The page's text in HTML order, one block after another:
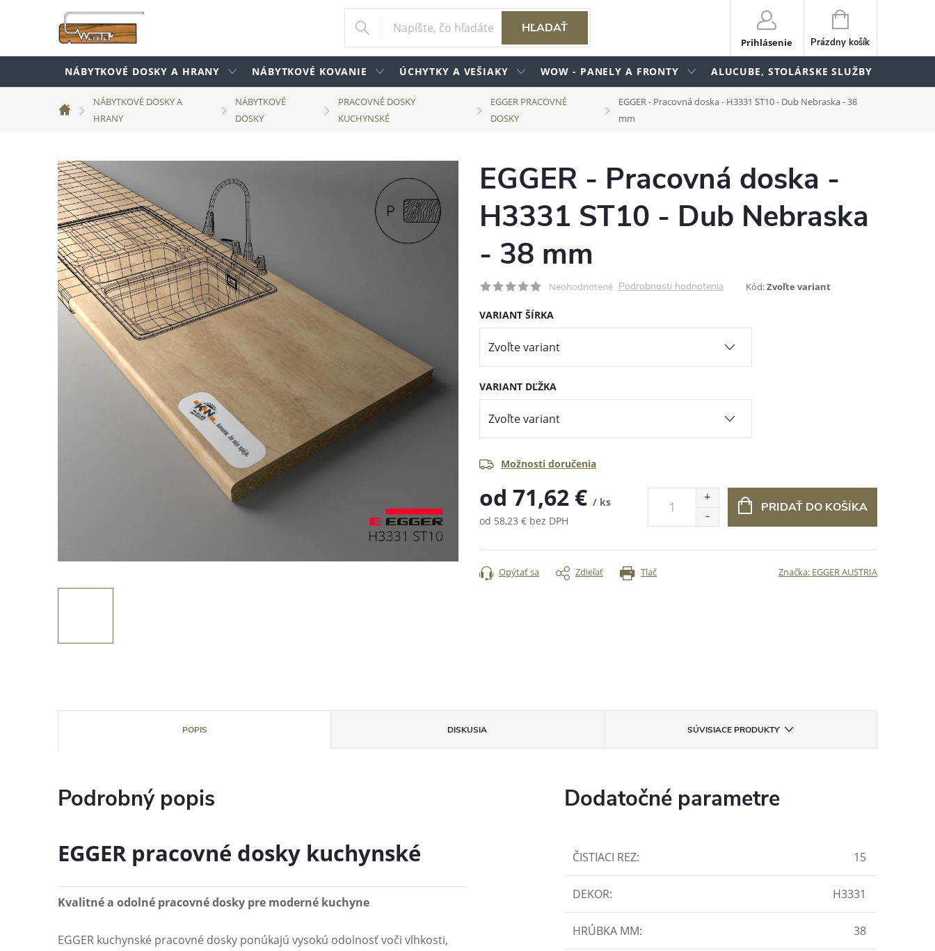
HĽADAŤ
Prihlásenie
NÁKUPNÝ
KOŠÍK
Prázdny košík
NÁBYTKOVÉ DOSKY A HRANY NÁBYTKOVÉ KOVANIE ÚCHYTKY A VEŠIAKY WOW - PANELY A FRONTY ALUCUBE, STOLÁRSKE SLUŽBY
Domov
NÁBYTKOVÉ DOSKY A
HRANY
NÁBYTKOVÉ
DOSKY
PRACOVNÉ DOSKY
KUCHYNSKÉ
EGGER PRACOVNÉ
DOSKY
EGGER - Pracovná doska - H3331 ST10 - Dub Nebraska - 38
mm
EGGER - Pracovná doska -
H3331 ST10 - Dub Nebraska
- 38 mm
Neohodnotené Podrobnosti hodnotenia Kód:Zvoľte variant
VARIANT ŠÍRKA
VARIANT DĽŽKA
Možnosti doručenia
od 71,62 € / ks
od 58,23 € bez DPH
cena:
PRIDAŤ DO KOŠÍKA
Tlač
Opýtať sa Zdieľať Značka: EGGER AUSTRIA
POPIS DISKUSIA SÚVISIACE PRODUKTY
Podrobný popis
EGGER pracovné dosky kuchynské
Kvalitné a odolné pracovné dosky pre moderné kuchyne
EGGER kuchynské pracovné dosky ponúkajú vysokú odolnosť voči vlhkosti,
Dodatočné parametre
ČISTIACI REZ: 15
DEKOR: H3331
HRÚBKA MM: 38